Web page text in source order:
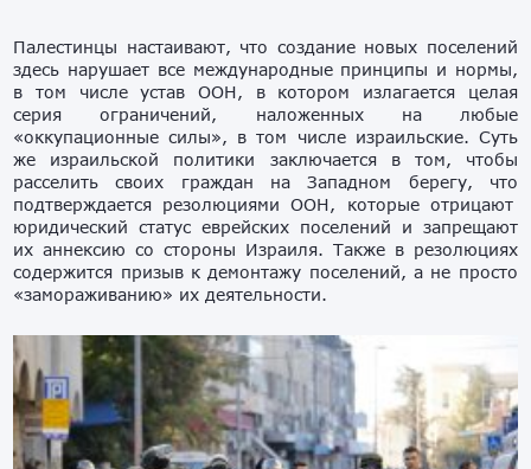
Палестинцы настаивают, что создание новых поселений
здесь нарушает все международные принципы и нормы,
в том числе устав ООН, в котором излагается целая
серия ограничений, наложенных на любые
«оккупационные силы», в том числе израильские. Суть
же израильской политики заключается в том, чтобы
расселить своих граждан наЗападном берегу, что
подтверждается резолюциями ООН, которые отрицают
юридический статус еврейских поселений и запрещают
их аннексию со стороны Израиля. Также в резолюциях
содержится призыв к демонтажу поселений, а не просто
«замораживанию» их деятельности.